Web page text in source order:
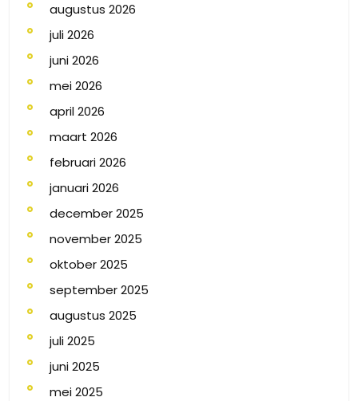
augustus 2026
juli 2026
juni 2026
mei 2026
april 2026
maart 2026
februari 2026
januari 2026
december 2025
november 2025
oktober 2025
september 2025
augustus 2025
juli 2025
juni 2025
mei 2025